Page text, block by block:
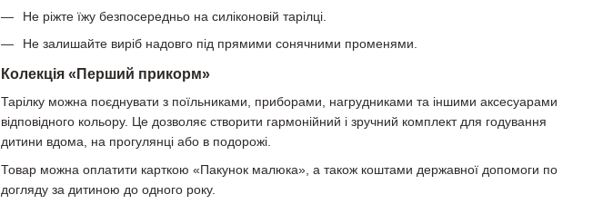
Не ріжте їжу безпосередньо на силіконовій тарілці.
Не залишайте виріб надовго під прямими сонячними променями.
Колекція «Перший прикорм»
Тарілку можна поєднувати з поїльниками, приборами, нагрудниками та іншими аксесуарами
відповідного кольору. Це дозволяє створити гармонійний і зручний комплект для годування
дитини вдома, на прогулянці або в подорожі.
Товар можна оплатити карткою «Пакунок малюка», а також коштами державної допомоги по
догляду за дитиною до одного року.